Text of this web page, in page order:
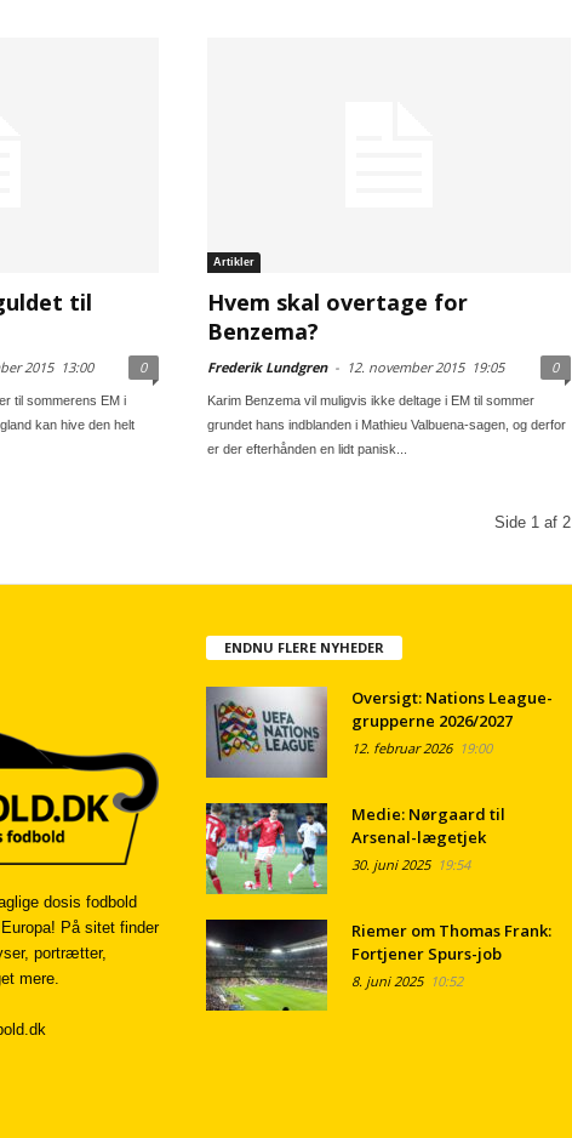
til
201513:00 0
til sommerens EM i
kan hive den helt
Artikler
Hvem skal overtage for
Benzema?
Frederik Lundgren - 12. november 201519:05 0
Karim Benzema vil muligvis ikke deltage i EM til sommer
grundet hans indblanden i Mathieu Valbuena-sagen, og derfor
er der efterhånden en lidt panisk...
Side 1 af 2
dosis fodbold
På sitet finder
portrætter,
mere.
ENDNU FLERE NYHEDER
Oversigt: Nations League-
grupperne 2026/2027
12. februar 202619:00
Medie: Nørgaard til
Arsenal-lægetjek
30. juni 202519:54
Riemer om Thomas Frank:
Fortjener Spurs-job
8. juni 202510:52